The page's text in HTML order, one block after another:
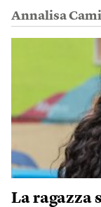
Annalisa
La ragazza